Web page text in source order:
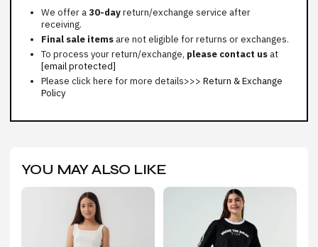
We offer a30-dayreturn/exchange service after
receiving.
Final sale items are not eligible for returns or exchanges.
To process your return/exchange, please contact us at
[email protected]
Please click here for more details>>> Return & Exchange
Policy
YOU MAY ALSO LIKE